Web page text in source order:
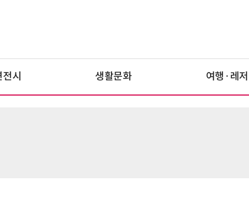
시 생활문화 여행·레저